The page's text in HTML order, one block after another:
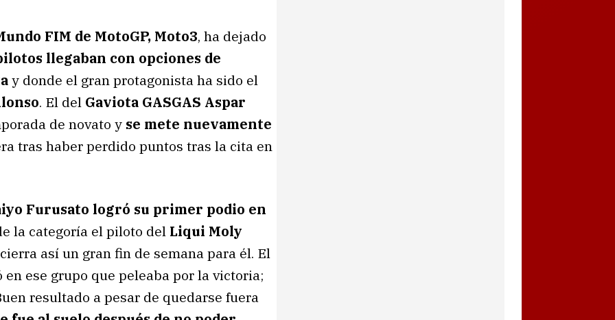
FIM de MotoGP, Moto3, ha dejado
llegaban con opciones de
y donde el gran protagonista ha sido el
. El del Gaviota GASGAS Aspar
de novato y se mete nuevamente
tras haber perdido puntos tras la cita en
Furusato logró su primer podio en
la categoría el piloto del Liqui Moly
así un gran fin de semana para él. El
en ese grupo que peleaba por la victoria;
resultado a pesar de quedarse fuera